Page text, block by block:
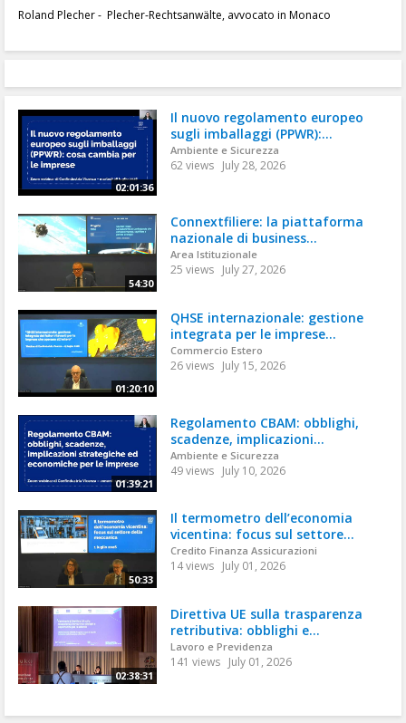
Roland Plecher - Plecher-Rechtsanwälte, avvocato in Monaco
02:01:36
Il nuovo regolamento europeo
sugli imballaggi (PPWR):...
Ambiente e Sicurezza
62 views July 28, 2026
54:30
Connextfiliere: la piattaforma
nazionale di business...
Area Istituzionale
25 views July 27, 2026
01:20:10
QHSE internazionale: gestione
integrata per le imprese...
Commercio Estero
26 views July 15, 2026
01:39:21
Regolamento CBAM: obblighi,
scadenze, implicazioni...
Ambiente e Sicurezza
49 views July 10, 2026
50:33
Il termometro dell’economia
vicentina: focus sul settore...
Credito Finanza Assicurazioni
14 views July 01, 2026
02:38:31
Direttiva UE sulla trasparenza
retributiva: obblighi e...
Lavoro e Previdenza
141 views July 01, 2026